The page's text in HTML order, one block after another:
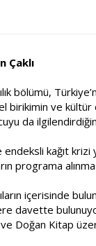
Çaklı
bölümü,
birikimin ve kültür
da
endeksli kağıt
programa
içerisinde
davette
Doğan Kitap